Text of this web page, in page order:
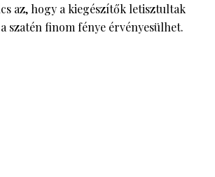
az, hogy a kiegészítők letisztultak
szatén finom fénye érvényesülhet.